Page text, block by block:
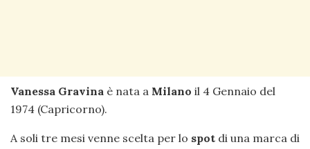
Vanessa Gravina è nata a Milano il 4 Gennaio del
1974 (Capricorno).
A soli tre mesi venne scelta per lo spot di una marca di